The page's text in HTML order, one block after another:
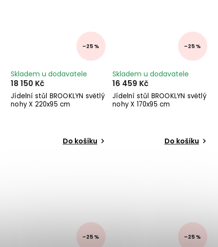
–25 %
Jídelní stůl BROOKLYN světlý
nohy X 220x95 cm
Skladem u dodavatele
18 150 Kč
Do košíku
–25 %
Jídelní stůl BROOKLYN světlý
nohy X 170x95 cm
Skladem u dodavatele
16 459 Kč
Do košíku
–25 % –25 %